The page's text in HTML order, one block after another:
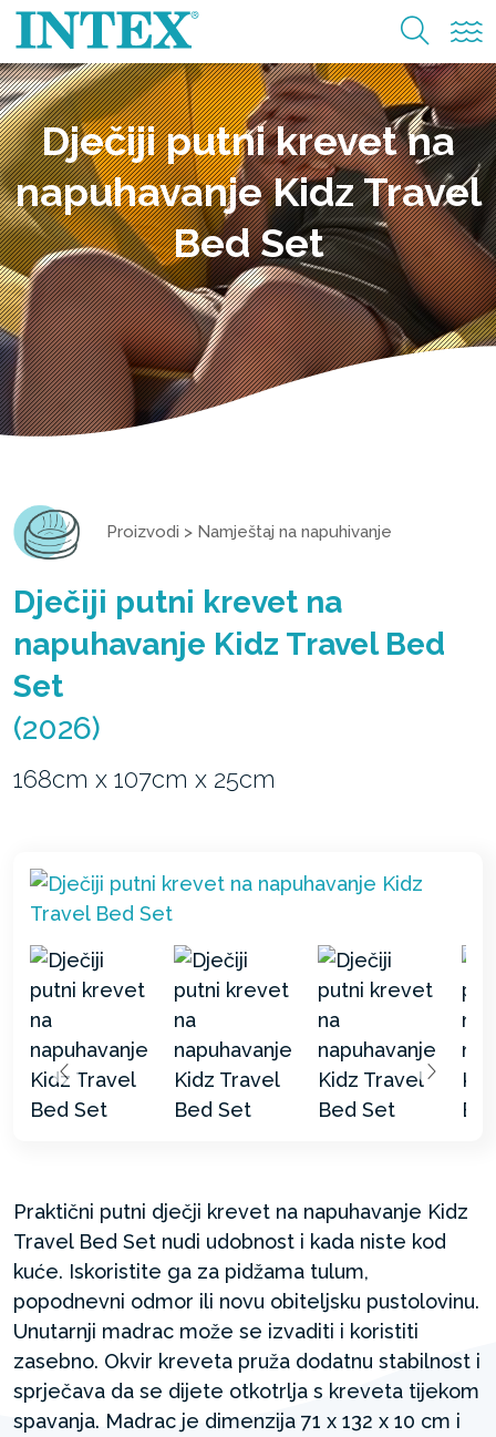
Dječiji putni krevet na
napuhavanje Kidz Travel
Bed Set
Proizvodi > Namještaj na napuhivanje
Dječiji putni krevet na
napuhavanje Kidz Travel Bed
Set
(2026)
168cm x 107cm x 25cm
Praktični putni dječji krevet na napuhavanje Kidz
Travel Bed Set nudi udobnost i kada niste kod
kuće. Iskoristite ga za pidžama tulum,
popodnevni odmor ili novu obiteljsku pustolovinu.
Unutarnji madrac može se izvaditi i koristiti
zasebno. Okvir kreveta pruža dodatnu stabilnost i
sprječava da se dijete otkotrlja s kreveta tijekom
spavanja. Madrac je dimenzija 71 x 132 x 10 cm i